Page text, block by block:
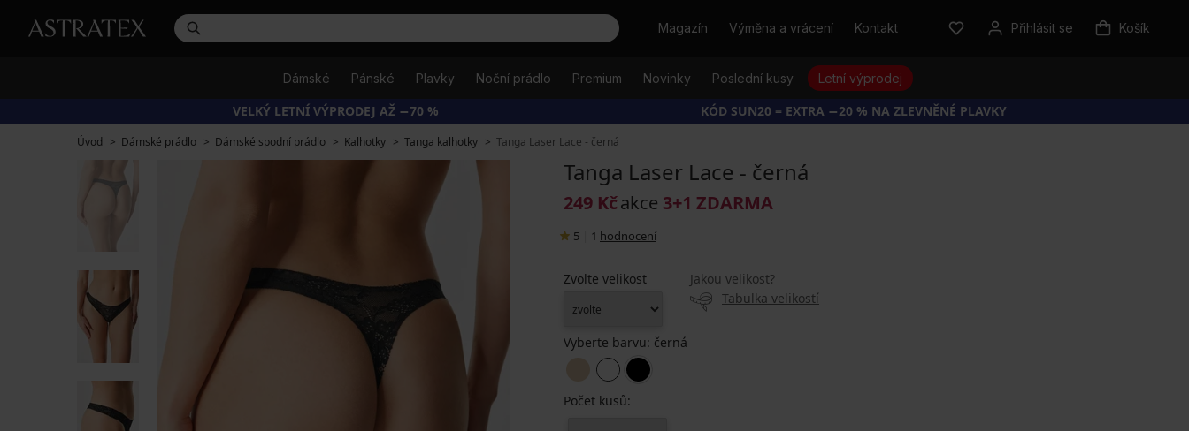
HledatMagazín Výměna a vrácení Kontakt Přihlásit se Košík
Dámské Pánské Plavky Noční prádlo Premium Novinky Poslední kusy Letní výprodej
VELKÝ LETNÍ VÝPRODEJ AŽ −70 % KÓD SUN20 = EXTRA −20 % NA ZLEVNĚNÉ PLAVKY
Úvod Dámské prádlo Dámské spodní prádlo Kalhotky Tanga kalhotky Tanga Laser Lace - černá
Tanga Laser Lace - černá
249 Kčakce 3+1 ZDARMA
5 1 hodnocení
Zvolte velikost
Jakou velikost?
Tabulka velikostí
Vyberte barvu: černá
Počet kusů: